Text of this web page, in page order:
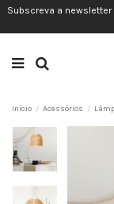
Subscreva a newsletter
Início Acessórios